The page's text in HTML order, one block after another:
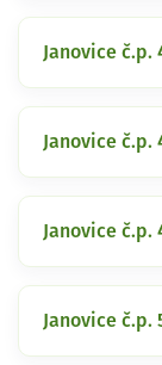
Janovice č.p.
Janovice č.p.
Janovice č.p.
Janovice č.p.